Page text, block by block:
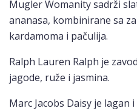
Mugler Womanity sadrži
ananasa, kombinirane sa
kardamoma i pačulija.
Ralph Lauren Ralph je
jagode, ruže i jasmina.
Marc Jacobs Daisy je lagan